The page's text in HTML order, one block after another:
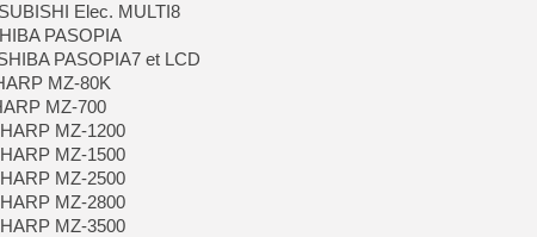
[GK] Agenda - GeForce
[LS] [PS5] ps5-y2jb-
[GK] Pourquoi Marvel
[GK] Test : Restory : Chill
[GK] GTA 6 : Rockstar
[GK] Hot Wheels Infinite
[GK] Mémoire cash -
[GK] Résultats Nintendo :
Elec. MULTI8
PASOPIA
PASOPIA7 et LCD
MZ-80K
MZ-700
MZ-1200
MZ-1500
MZ-2500
MZ-2800
MZ-3500